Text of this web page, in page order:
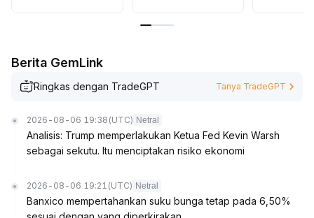
Berita GemLink
Ringkas dengan TradeGPT Tanya TradeGPT
2026-08-06 19:38 (UTC) Netral
Analisis: Trump memperlakukan Ketua Fed Kevin Warsh
sebagai sekutu. Itu menciptakan risiko ekonomi
2026-08-06 19:21 (UTC) Netral
Banxico mempertahankan suku bunga tetap pada 6,50%